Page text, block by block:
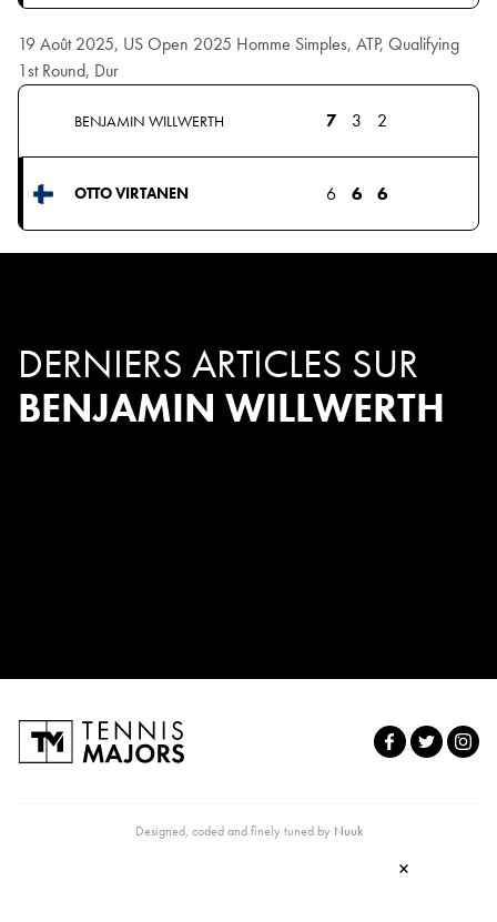
19 Août 2025, US Open 2025 Homme Simples, ATP, Qualifying
1st Round, Dur
BENJAMIN WILLWERTH 7 3 2
OTTO VIRTANEN 6 6 6
DERNIERS ARTICLES SUR
BENJAMIN WILLWERTH
Designed, coded and finely tuned by Nuuk
×